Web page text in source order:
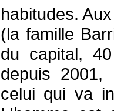
habitudes.
(la famille
du capital,
depuis 2001,
celui qui va